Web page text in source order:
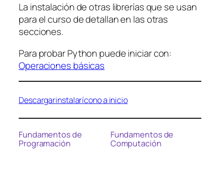
La instalación de otras librerías que se usan
para el curso de detallan en las otras
secciones.
Para probar Python puede iniciar con:
Operaciones básicas
Descargarinstalarícono a inicio
Fundamentos de
Programación
Fundamentos de
Computación